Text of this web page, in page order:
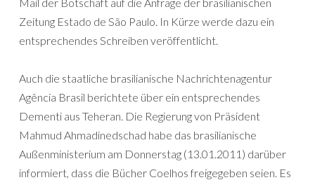
Zeitung Estado de São Paulo. In Kürze werde dazu ein
entsprechendes Schreiben veröffentlicht.
Auch die staatliche brasilianische Nachrichtenagentur
Agência Brasil berichtete über ein entsprechendes
Dementi aus Teheran. Die Regierung von Präsident
Mahmud Ahmadinedschad habe das brasilianische
Außenministerium am Donnerstag (13.01.2011) darüber
informiert, dass die Bücher Coelhos freigegeben seien. Es